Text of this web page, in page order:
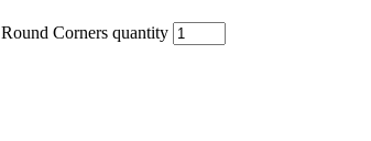
Corners quantity